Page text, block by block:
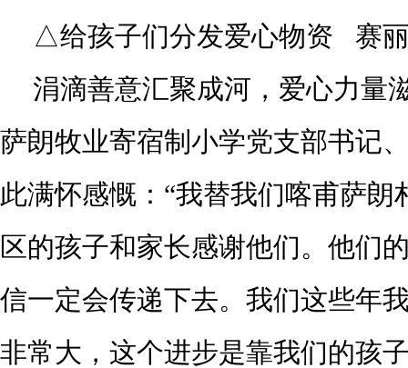
△给孩子们分发爱心物资 赛
涓滴善意汇聚成河，爱心力量
萨朗牧业寄宿制小学党支部书记
此满怀感慨：“我替我们喀甫萨朗
区的孩子和家长感谢他们。他们
信一定会传递下去。我们这些年
非常大，这个进步是靠我们的孩